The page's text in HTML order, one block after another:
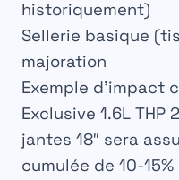
historiquement)
Sellerie basique
majoration
Exemple d’impact
Exclusive 1.6L
jantes 18″ sera
cumulée de 10-